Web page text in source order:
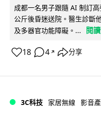
成都一名男子跟隨 AI 制訂
公斤後昏迷送院。醫生診斷
及多器官功能障礙。...
閱
18 4 ↗ 分享
3C科技 家居無線 影音